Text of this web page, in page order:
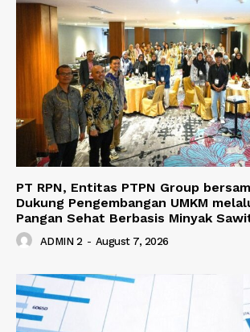
PT RPN, Entitas PTPN Group
Dukung Pengembangan UMKM
Pangan Sehat Berbasis Minyak
ADMIN 2 - August 7, 2026